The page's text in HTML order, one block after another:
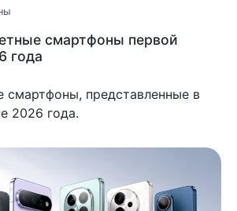
смартфоны первой
года
смартфоны, представленные в
2026 года.